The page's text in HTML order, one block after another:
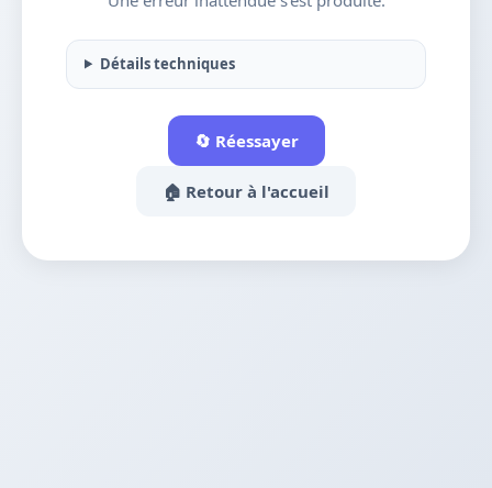
Détails techniques
🔄 Réessayer
🏠 Retour à l'accueil